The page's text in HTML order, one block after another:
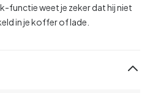
functie weet je zeker dat hij niet
in je koffer of lade.